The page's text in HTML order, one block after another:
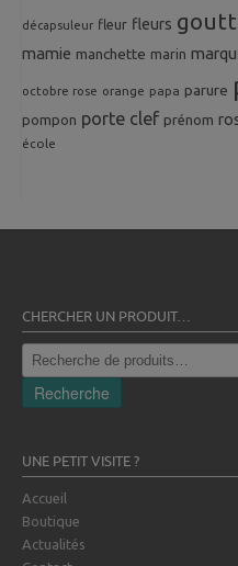
décapsuleur fleur fleurs
mamie manchette marin
octobre rose orange papa parure
pompon porte clef prénom
école
CHERCHER UN PRODUIT…
Recherche
pour :
Recherche
UNE PETIT VISITE ?
Accueil
Boutique
Actualités